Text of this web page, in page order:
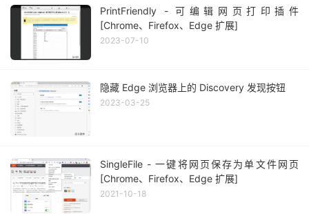
PrintFriendly - 可编辑网页打印插件
[Chrome、Firefox、Edge 扩展]
2023-07-10
隐藏 Edge 浏览器上的 Discovery 发现按钮
2023-03-25
SingleFile - 一键将网页保存为单文件网页
[Chrome、Firefox、Edge 扩展]
2021-10-18